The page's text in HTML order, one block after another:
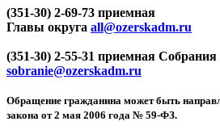
(351-30) 2-69-73 приемная
Главы округа all@ozerskadm.ru
(351-30) 2-55-31 приемная Собрания
sobranie@ozerskadm.ru
Обращение гражданина может быть
закона от 2 мая 2006 года № 59-ФЗ.